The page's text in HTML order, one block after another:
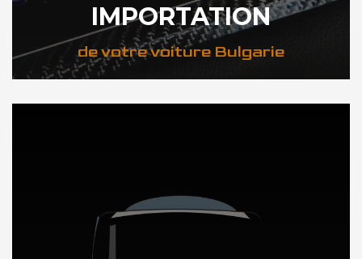
IMPORTATION
de votre voiture Bulgarie
DÉCOUVREZ NOTRE IMPORTATION AUTO en Bulgarie